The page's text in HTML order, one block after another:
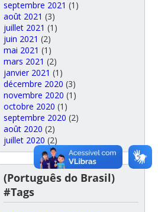
septembre 2021 (1)
août 2021 (3)
juillet 2021 (1)
juin 2021 (2)
mai 2021 (1)
mars 2021 (2)
janvier 2021 (1)
décembre 2020 (3)
novembre 2020 (1)
octobre 2020 (1)
septembre 2020 (2)
août 2020 (2)
juillet 2020 (2)
(Português do Brasil)
#Tags